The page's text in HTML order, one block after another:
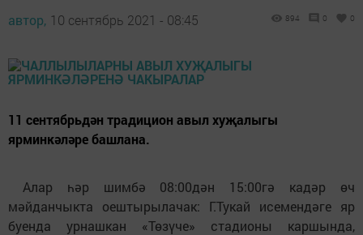
автор, 10 сентябрь 2021 - 08:45 894 0 0
11 сентябрьдән традицион авыл хуҗалыгы
ярминкәләре башлана.
Алар һәр шимбә 08:00дән 15:00гә кадәр өч
мәйданчыкта оештырылачак: Г.Тукай исемендәге яр
буенда урнашкан «Төзүче» стадионы каршында,